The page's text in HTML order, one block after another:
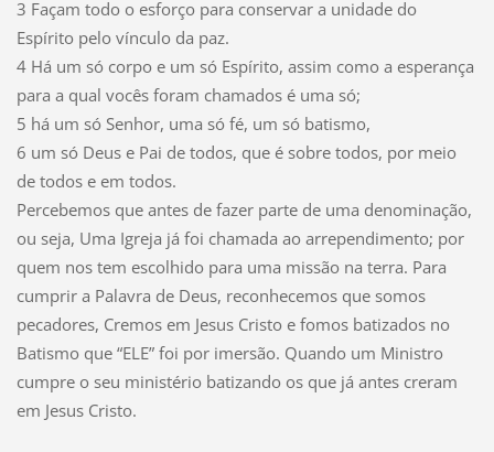
3 Façam todo o esforço para conservar a unidade do
Espírito pelo vínculo da paz.
4 Há um só corpo e um só Espírito, assim como a esperança
para a qual vocês foram chamados é uma só;
5 há um só Senhor, uma só fé, um só batismo,
6 um só Deus e Pai de todos, que é sobre todos, por meio
de todos e em todos.
Percebemos que antes de fazer parte de uma denominação,
ou seja, Uma Igreja já foi chamada ao arrependimento; por
quem nos tem escolhido para uma missão na terra. Para
cumprir a Palavra de Deus, reconhecemos que somos
pecadores, Cremos em Jesus Cristo e fomos batizados no
Batismo que “ELE” foi por imersão. Quando um Ministro
cumpre o seu ministério batizando os que já antes creram
em Jesus Cristo.